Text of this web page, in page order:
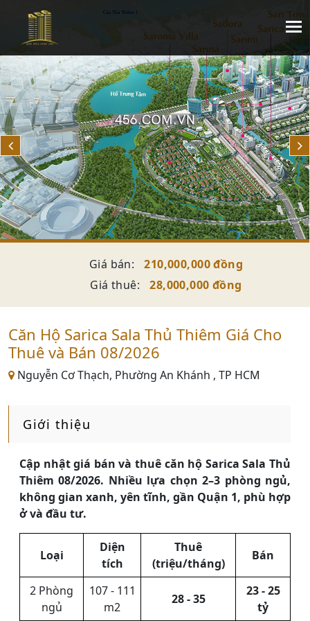
Giá bán:
210,000,000 đồng
Giá thuê:
28,000,000 đồng
Căn Hộ Sarica Sala Thủ Thiêm Giá Cho
Thuê và Bán 08/2026
Nguyễn Cơ Thạch, Phường An Khánh , TP HCM
Giới thiệu
Cập nhật giá bán và thuê căn hộ Sarica Sala Thủ
Thiêm 08/2026. Nhiều lựa chọn 2–3 phòng ngủ,
không gian xanh, yên tĩnh, gần Quận 1, phù hợp
ở và đầu tư.
Loại
Diện
tích
Thuê
(triệu/tháng)
Bán
2 Phòng
ngủ
107 - 111
m2
28 - 35
23 - 25
tỷ